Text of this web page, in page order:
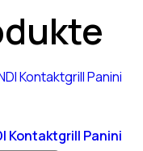
Kontaktgrill Panini